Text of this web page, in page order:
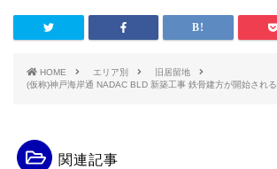
HOME エリア別
旧居留地
(仮称)神戸海岸通 NADAC BLD 新築工事 鉄骨建方が開始される
関連記事